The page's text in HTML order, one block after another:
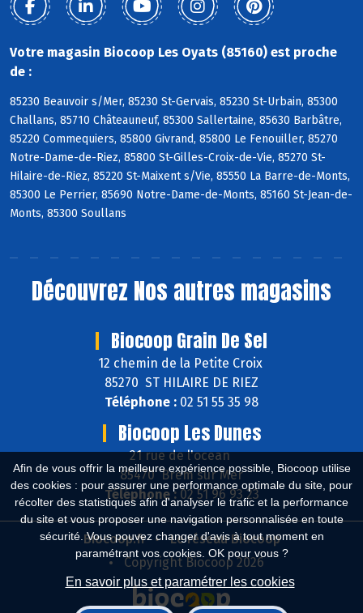
Afin de vous offrir la meilleure expérience possible, Biocoop utilise
des cookies : pour assurer une performance optimale du site, pour
récolter des statistiques afin d'analyser le trafic et la performance
du site et vous proposer une navigation personnalisée en toute
sécurité. Vous pouvez changer d'avis à tout moment en
paramétrant vos cookies. OK pour vous ?
En savoir plus et paramétrer les cookies
Votre magasin Biocoop Les Oyats (85160) est proche
de :
85230 Beauvoir s/Mer, 85230 St-Gervais, 85230 St-Urbain, 85300
Challans, 85710 Châteauneuf, 85300 Sallertaine, 85630 Barbâtre,
85220 Commequiers, 85800 Givrand, 85800 Le Fenouiller, 85270
Notre-Dame-de-Riez, 85800 St-Gilles-Croix-de-Vie, 85270 St-
Hilaire-de-Riez, 85220 St-Maixent s/Vie, 85550 La Barre-de-Monts,
85300 Le Perrier, 85690 Notre-Dame-de-Monts, 85160 St-Jean-de-
Monts, 85300 Soullans
Découvrez Nos autres magasins
Biocoop Grain De Sel
12 chemin de la Petite Croix
85270 ST HILAIRE DE RIEZ
Téléphone : 02 51 55 35 98
Biocoop Les Dunes
21 rue de l'ocean
85470 Brem sur Mer
Téléphone :02 51 96 93 23
Biocoop.fr
Le réseau Biocoop
Copyright Biocoop 2026